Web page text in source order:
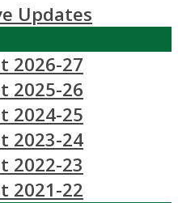
Updates
2026-27
2025-26
2024-25
2023-24
2022-23
2021-22